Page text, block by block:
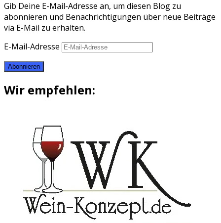
Gib Deine E-Mail-Adresse an, um diesen Blog zu
abonnieren und Benachrichtigungen über neue Beiträge
via E-Mail zu erhalten.
E-Mail-Adresse
Abonnieren
Wir empfehlen: